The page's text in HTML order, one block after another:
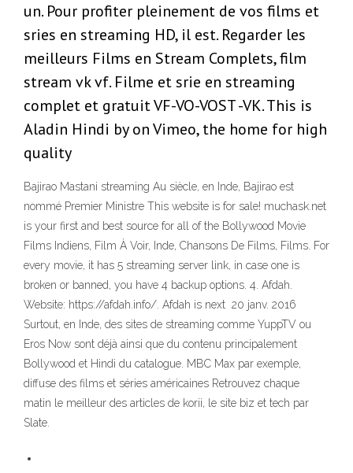
un. Pour profiter pleinement de vos films et
sries en streaming HD, il est. Regarder les
meilleurs Films en Stream Complets, film
stream vk vf. Filme et srie en streaming
complet et gratuit VF-VO-VOST -VK. This is
Aladin Hindi by on Vimeo, the home for high
quality
Bajirao Mastani streaming Au siècle, en Inde, Bajirao est
nommé Premier Ministre This website is for sale! muchask.net
is your first and best source for all of the Bollywood Movie
Films Indiens, Film À Voir, Inde, Chansons De Films, Films. For
every movie, it has 5 streaming server link, in case one is
broken or banned, you have 4 backup options. 4. Afdah.
Website: https://afdah.info/. Afdah is next 20 janv. 2016
Surtout, en Inde, des sites de streaming comme YuppTV ou
Eros Now sont déjà ainsi que du contenu principalement
Bollywood et Hindi du catalogue. MBC Max par exemple,
diffuse des films et séries américaines Retrouvez chaque
matin le meilleur des articles de korii, le site biz et tech par
Slate.